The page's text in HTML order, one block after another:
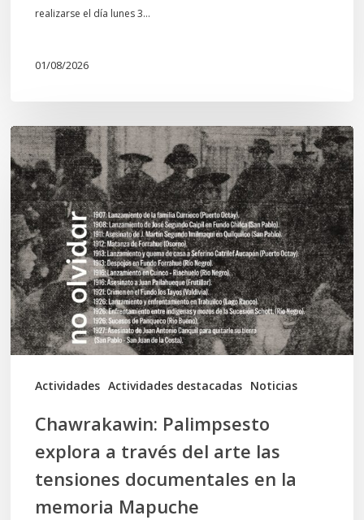
realizarse el día lunes 3…
01/08/2026
Actividades Actividades destacadas Noticias
Chawrakawin:
Palimpsesto
explora
a
través
del
arte
las
tensiones
documentales
memoria
Mapuche
Chawrakawin: Palimpsesto
explora a través del arte las
tensiones documentales en la
memoria Mapuche